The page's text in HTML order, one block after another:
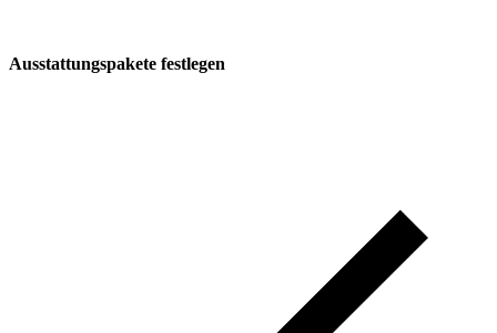
Ausstattungspakete festlegen